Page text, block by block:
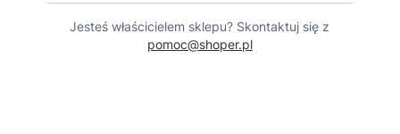
Jesteś właścicielem sklepu? Skontaktuj się z
pomoc@shoper.pl